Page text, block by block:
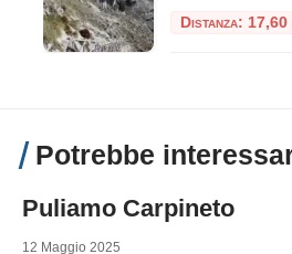
Distanza: 17,60
Potrebbe
Puliamo Carpineto
12 Maggio 2025